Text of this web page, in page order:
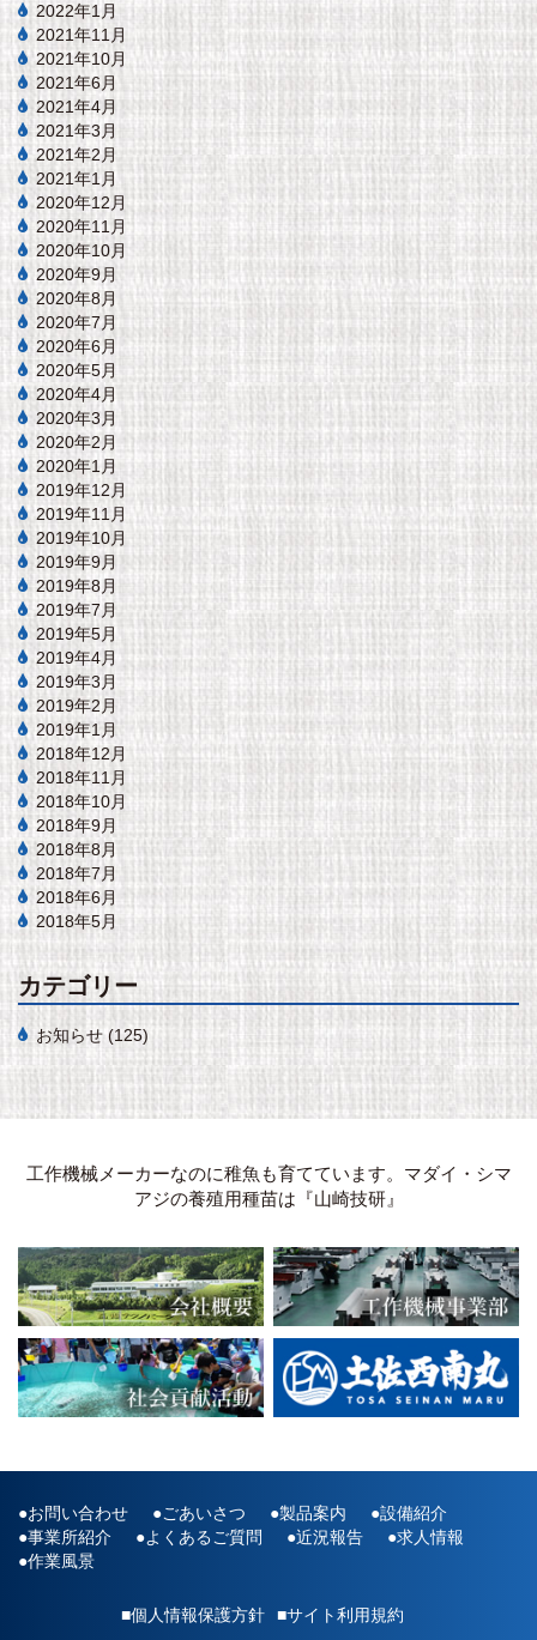
2022年1月
2021年11月
2021年10月
2021年6月
2021年4月
2021年3月
2021年2月
2021年1月
2020年12月
2020年11月
2020年10月
2020年9月
2020年8月
2020年7月
2020年6月
2020年5月
2020年4月
2020年3月
2020年2月
2020年1月
2019年12月
2019年11月
2019年10月
2019年9月
2019年8月
2019年7月
2019年5月
2019年4月
2019年3月
2019年2月
2019年1月
2018年12月
2018年11月
2018年10月
2018年9月
2018年8月
2018年7月
2018年6月
2018年5月
カテゴリー
お知らせ (125)
工作機械メーカーなのに稚魚も育てています。マダイ・シマ
アジの養殖用種苗は『山崎技研』
お問い合わせ ごあいさつ 製品案内
設備紹介
事業所紹介
よくあるご質問 近況報告
求人情報
作業風景
■個人情報保護方針 ■サイト利用規約